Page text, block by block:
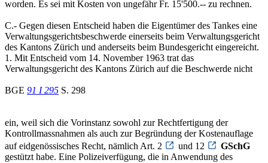
worden. Es sei mit Kosten von ungefähr Fr. 15'500.-- zu rechnen.
C.- Gegen diesen Entscheid haben die Eigentümer des Tankes eine
Verwaltungsgerichtsbeschwerde einerseits beim Verwaltungsgericht
des Kantons Zürich und anderseits beim Bundesgericht eingereicht.
1. Mit Entscheid vom 14. November 1963 trat das
Verwaltungsgericht des Kantons Zürich auf die Beschwerde nicht
BGE 91 I 295 S. 298
ein, weil sich die Vorinstanz sowohl zur Rechtfertigung der
Kontrollmassnahmen als auch zur Begründung der Kostenauflage
auf eidgenössisches Recht, nämlich Art. 2
und 12
GSchG
gestützt habe. Eine Polizeiverfügung, die in Anwendung des